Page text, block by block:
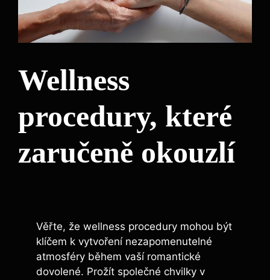
Wellness
procedury, které
zaručeně okouzlí
Věřte, že wellness procedury mohou být
klíčem k vytvoření nezapomenutelné
atmosféry během vaší romantické
dovolené. Prožít společné chvilky v